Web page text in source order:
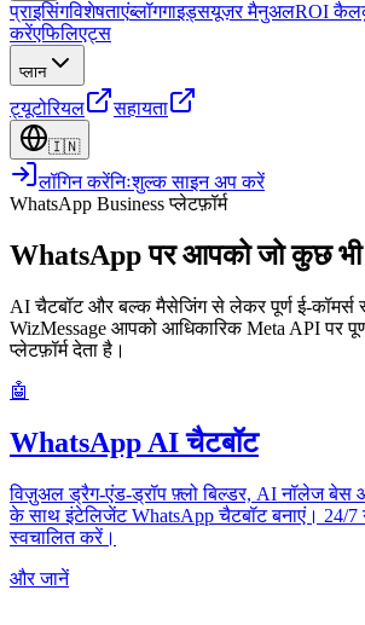
प्राइसिंगविशेषताएंब्लॉगगाइड्सयूज़र मैनुअलROI
करेंएफिलिएट्स
प्लान
ट्यूटोरियल सहायता
🇮🇳
लॉगिन करेंनिःशुल्क साइन अप करें
WhatsApp Business प्लेटफ़ॉर्म
WhatsApp पर आपको जो कुछ भी
AI चैटबॉट और बल्क मैसेजिंग से लेकर पूर्ण ई-
WizMessage आपको आधिकारिक Meta API पर
प्लेटफ़ॉर्म देता है।
🤖
WhatsApp AI चैटबॉट
विज़ुअल ड्रैग-एंड-ड्रॉप फ़्लो बिल्डर, AI नॉलेज बेस
के साथ इंटेलिजेंट WhatsApp चैटबॉट बनाएं। 24/7
स्वचालित करें।
और जानें